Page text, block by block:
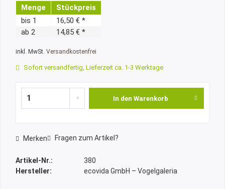
Menge
Stückpreis
bis 1
16,50 € *
ab 2 14,85 € *
inkl. MwSt. Versandkostenfrei
Sofort versandfertig, Lieferzeit ca. 1-3 Werktage
In den Warenkorb
Merken Fragen zum Artikel?
Artikel-Nr.:
380
Hersteller:
ecovida GmbH – Vogelgaleria